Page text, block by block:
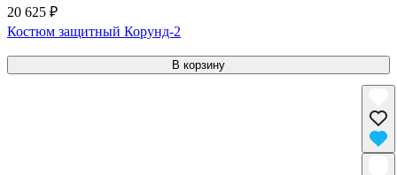
20 625 ₽
Костюм защитный Корунд-2
В корзину